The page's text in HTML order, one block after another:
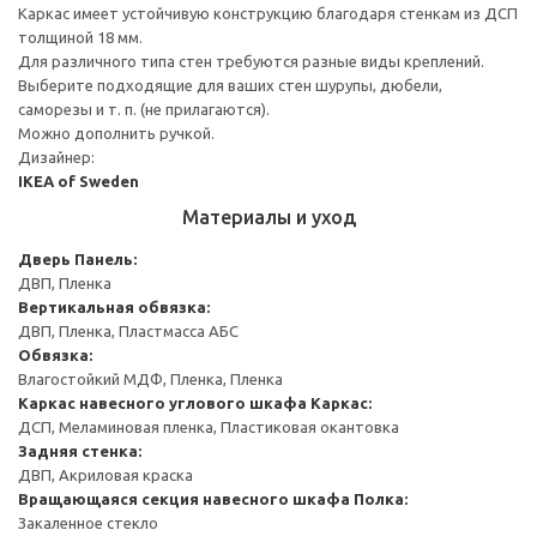
Каркас имеет устойчивую конструкцию благодаря стенкам из ДСП
толщиной 18 мм.
Для различного типа стен требуются разные виды креплений.
Выберите подходящие для ваших стен шурупы, дюбели,
саморезы и т. п. (не прилагаются).
Можно дополнить ручкой.
Дизайнер:
IKEA of Sweden
Материалы и уход
Дверь Панель:
ДВП, Пленка
Вертикальная обвязка:
ДВП, Пленка, Пластмасса АБС
Обвязка:
Влагостойкий МДФ, Пленка, Пленка
Каркас навесного углового шкафа Каркас:
ДСП, Меламиновая пленка, Пластиковая окантовка
Задняя стенка:
ДВП, Акриловая краска
Вращающаяся секция навесного шкафа Полка:
Закаленное стекло